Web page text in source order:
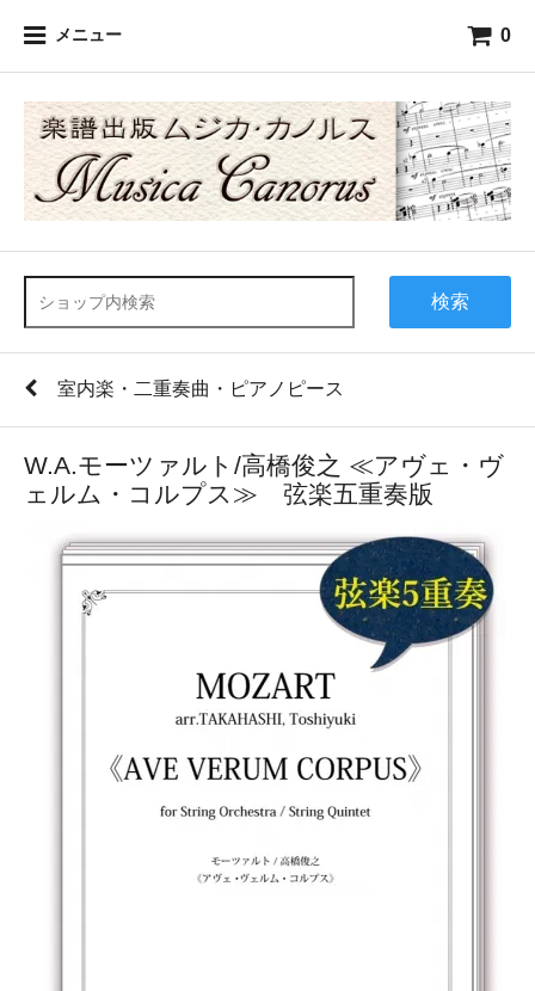
メニュー 0
検索
室内楽・二重奏曲・ピアノピース
W.A.モーツァルト/高橋俊之 ≪アヴェ・ヴ
ェルム・コルプス≫ 弦楽五重奏版